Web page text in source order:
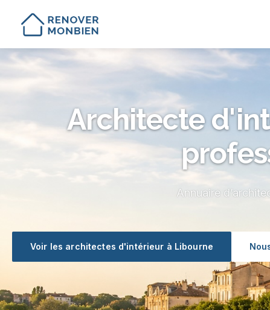
Architecte
Annuaire
Voir les architectes d'intérieur à Libourne